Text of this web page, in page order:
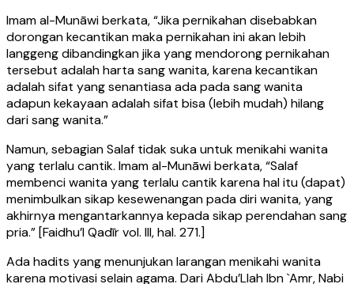
Imam al-Munāwi berkata, “Jika pernikahan disebabkan
dorongan kecantikan maka pernikahan ini akan lebih
langgeng dibandingkan jika yang mendorong pernikahan
tersebut adalah harta sang wanita, karena kecantikan
adalah sifat yang senantiasa ada pada sang wanita
adapun kekayaan adalah sifat bisa (lebih mudah) hilang
dari sang wanita.”
Namun, sebagian Salaf tidak suka untuk menikahi wanita
yang terlalu cantik. Imam al-Munāwi berkata, “Salaf
membenci wanita yang terlalu cantik karena hal itu (dapat)
menimbulkan sikap kesewenangan pada diri wanita, yang
akhirnya mengantarkannya kepada sikap perendahan sang
pria.” [Faidhu’l Qadīr vol. III, hal. 271.]
Ada hadits yang menunjukan larangan menikahi wanita
karena motivasi selain agama. Dari Abdu’Llah Ibn `Amr, Nabi